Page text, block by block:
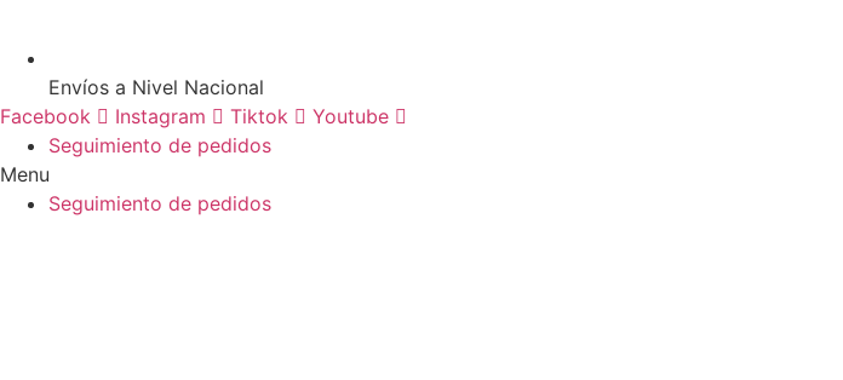
Envíos a Nivel Nacional
Facebook
Instagram Tiktok
Youtube
Seguimiento de pedidos
Menu
Seguimiento de pedidos